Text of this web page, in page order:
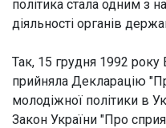
політика стала одним з
діяльності органів
Так, 15 грудня 1992
прийняла Декларацію
молодіжної політики в
Закон України "Про